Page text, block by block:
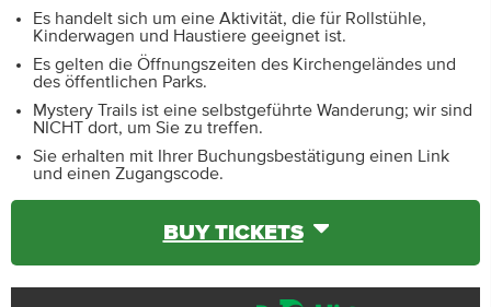
Es handelt sich um eine Aktivität, die für Rollstühle,
Kinderwagen und Haustiere geeignet ist.
Es gelten die Öffnungszeiten des Kirchengeländes und
des öffentlichen Parks.
Mystery Trails ist eine selbstgeführte Wanderung; wir sind
NICHT dort, um Sie zu treffen.
Sie erhalten mit Ihrer Buchungsbestätigung einen Link
und einen Zugangscode.
BUY TICKETS